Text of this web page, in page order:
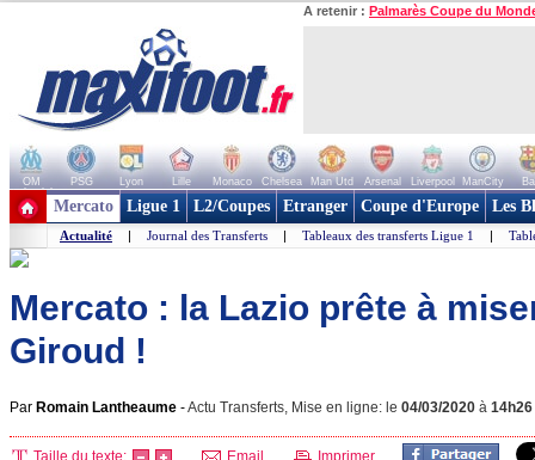
A retenir : Palmarès Coupe du
OM PSG Lyon Lille Monaco Chelsea Man Utd Arsenal Liverpool ManCity
+ de clubs
Mercato Ligue 1 L2/Coupes Etranger Coupe d'Europe Les
Actualité | Journal des Transferts | Tableaux des transferts Ligue 1 |
Mercato : la Lazio prête à
Giroud !
Par Romain Lantheaume -Actu Transferts, Mise en ligne: le 04/03/2020 à 14h26
Taille du texte: Email Imprimer